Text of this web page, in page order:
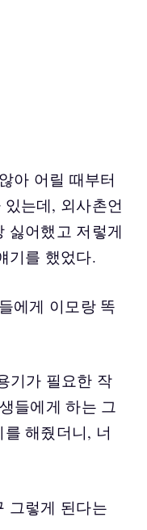
아 어릴 때부터
는데, 외사촌언
싫어했고 저렇게
기를 했었다.
에게 이모랑 똑
기가 필요한 작
들에게 하는 그
해줬더니, 너
그렇게 된다는